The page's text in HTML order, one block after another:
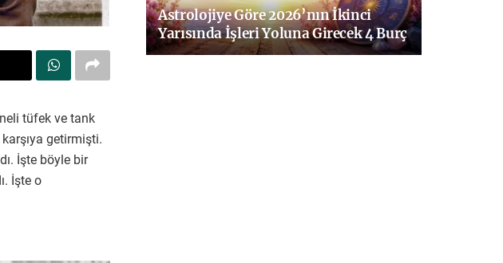
tüfek ve tank
getirmişti.
İşte böyle bir
İşte o
Astrolojiye Göre 2026’nın İkinci
Yarısında İşleri Yoluna Girecek 4 Burç